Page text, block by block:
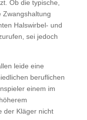
Ob die typische,
Zwangshaltung
Halswirbel- und
sei jedoch
leide eine
beruflichen
einem im
der Kläger nicht